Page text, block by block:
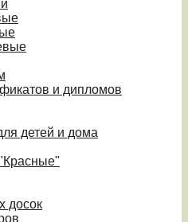
и дипломов
детей и дома
досок